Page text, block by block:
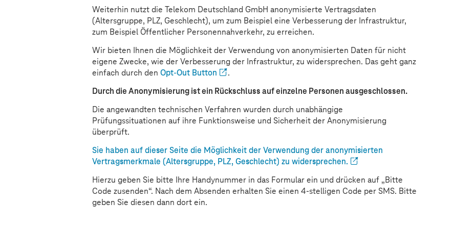
Weiterhin nutzt die Telekom Deutschland GmbH anonymisierte Vertragsdaten
(Altersgruppe, PLZ, Geschlecht), um zum Beispiel eine Verbesserung der Infrastruktur,
zum Beispiel Öffentlicher Personennahverkehr, zu erreichen.
Wir bieten Ihnen die Möglichkeit der Verwendung von anonymisierten Daten für nicht
eigene Zwecke, wie der Verbesserung der Infrastruktur, zu widersprechen. Das geht ganz
einfach durch den Opt-Out Button
.
Durch die Anonymisierung ist ein Rückschluss auf einzelne Personen ausgeschlossen.
Die angewandten technischen Verfahren wurden durch unabhängige
Prüfungssituationen auf ihre Funktionsweise und Sicherheit der Anonymisierung
überprüft.
Sie haben auf dieser Seite die Möglichkeit der Verwendung der anonymisierten
Vertragsmerkmale (Altersgruppe, PLZ, Geschlecht) zu widersprechen.
Hierzu geben Sie bitte Ihre Handynummer in das Formular ein und drücken auf „Bitte
Code zusenden“. Nach dem Absenden erhalten Sie einen 4-stelligen Code per SMS. Bitte
geben Sie diesen dann dort ein.